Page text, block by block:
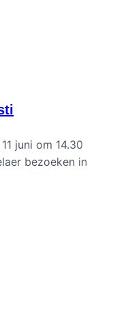
juni om 14.30
bezoeken in